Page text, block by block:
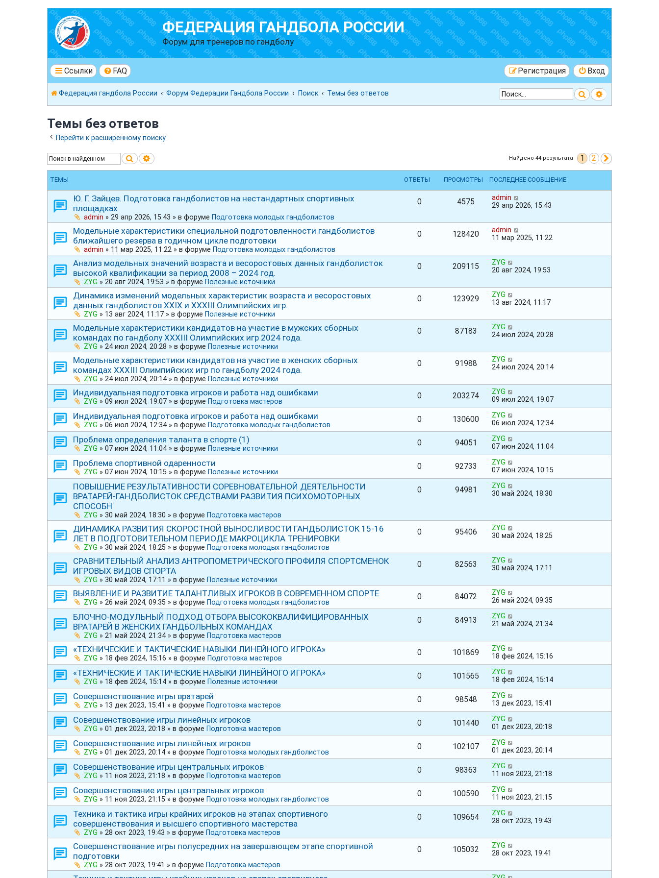
ФЕДЕРАЦИЯ ГАНДБОЛА РОССИИ
Форум для тренеров по гандболу
Ссылки FAQ Вход
Регистрация
Федерация гандбола России Форум Федерации Гандбола России Поиск Темы без ответов ПоискРасширенный
Темы без ответов
Перейти к расширенному поиску
ПоискРасширенный поиск Найдено 44 результата 1 2
ТЕМЫ ОТВЕТЫ ПРОСМОТРЫ ПОСЛЕДНЕЕ СООБЩЕНИЕ
Ю. Г. Зайцев. Подготовка гандболистов на нестандартных спортивных
площадках
admin » 29 апр 2026, 15:43 » в форуме Подготовка молодых гандболистов
0 4575
admin
29 апр 2026, 15:43
Модельные характеристики специальной подготовленности гандболистов
ближайшего резерва в годичном цикле подготовки
admin » 11 мар 2025, 11:22 » в форуме Подготовка молодых гандболистов
0 128420
admin
11 мар 2025, 11:22
Анализ модельных значений возраста и весоростовых данных гандболисток
высокой квалификации за период 2008 – 2024 год.
ZYG » 20 авг 2024, 19:53 » в форуме Полезные источники
0 209115
ZYG
20 авг 2024, 19:53
Динамика изменений модельных характеристик возраста и весоростовых
данных гандболистов ХХⅠХ и ⅩⅩⅩⅠⅠⅠ Олимпийских игр.
ZYG » 13 авг 2024, 11:17 » в форуме Полезные источники
0 123929
ZYG
13 авг 2024, 11:17
Модельные характеристики кандидатов на участие в мужских сборных
командах по гандболу ⅩⅩⅩⅠIⅠ Олимпийских игр 2024 года.
ZYG » 24 июл 2024, 20:28 » в форуме Полезные источники
0 87183
ZYG
24 июл 2024, 20:28
Модельные характеристики кандидатов на участие в женских сборных
командах ⅩⅩⅩⅠIⅠ Олимпийских игр по гандболу 2024 года.
ZYG » 24 июл 2024, 20:14 » в форуме Полезные источники
0 91988
ZYG
24 июл 2024, 20:14
Индивидуальная подготовка игроков и работа над ошибками
ZYG » 09 июл 2024, 19:07 » в форуме Подготовка мастеров
0 203274
ZYG
09 июл 2024, 19:07
Индивидуальная подготовка игроков и работа над ошибками
ZYG » 06 июл 2024, 12:34 » в форуме Подготовка молодых гандболистов
0 130600
ZYG
06 июл 2024, 12:34
Проблема определения таланта в спорте (1)
ZYG » 07 июн 2024, 11:04 » в форуме Полезные источники
0 94051
ZYG
07 июн 2024, 11:04
Проблема спортивной одаренности
ZYG » 07 июн 2024, 10:15 » в форуме Полезные источники
0 92733
ZYG
07 июн 2024, 10:15
ПОВЫШЕНИЕ РЕЗУЛЬТАТИВНОСТИ СОРЕВНОВАТЕЛЬНОЙ ДЕЯТЕЛЬНОСТИ
ВРАТАРЕЙ-ГАНДБОЛИСТОК СРЕДСТВАМИ РАЗВИТИЯ ПСИХОМОТОРНЫХ
СПОСОБН
ZYG » 30 май 2024, 18:30 » в форуме Подготовка мастеров
0 94981
ZYG
30 май 2024, 18:30
ДИНАМИКА РАЗВИТИЯ СКОРОСТНОЙ ВЫНОСЛИВОСТИ ГАНДБОЛИСТОК 15-16
ЛЕТ В ПОДГОТОВИТЕЛЬНОМ ПЕРИОДЕ МАКРОЦИКЛА ТРЕНИРОВКИ
ZYG » 30 май 2024, 18:25 » в форуме Подготовка молодых гандболистов
0 95406
ZYG
30 май 2024, 18:25
СРАВНИТЕЛЬНЫЙ АНАЛИЗ АНТРОПОМЕТРИЧЕСКОГО ПРОФИЛЯ СПОРТСМЕНОК
ИГРОВЫХ ВИДОВ СПОРТА
ZYG » 30 май 2024, 17:11 » в форуме Полезные источники
0 82563
ZYG
30 май 2024, 17:11
ВЫЯВЛЕНИЕ И РАЗВИТИЕ ТАЛАНТЛИВЫХ ИГРОКОВ В СОВРЕМЕННОМ СПОРТЕ
ZYG » 26 май 2024, 09:35 » в форуме Подготовка молодых гандболистов
0 84072
ZYG
26 май 2024, 09:35
БЛОЧНО-МОДУЛЬНЫЙ ПОДХОД ОТБОРА ВЫСОКОКВАЛИФИЦИРОВАННЫХ
ВРАТАРЕЙ В ЖЕНСКИХ ГАНДБОЛЬНЫХ КОМАНДАХ
ZYG » 21 май 2024, 21:34 » в форуме Подготовка мастеров
0 84913
ZYG
21 май 2024, 21:34
«ТЕХНИЧЕСКИЕ И ТАКТИЧЕСКИЕ НАВЫКИ ЛИНЕЙНОГО ИГРОКА»
ZYG » 18 фев 2024, 15:16 » в форуме Подготовка мастеров
0 101869
ZYG
18 фев 2024, 15:16
«ТЕХНИЧЕСКИЕ И ТАКТИЧЕСКИЕ НАВЫКИ ЛИНЕЙНОГО ИГРОКА»
ZYG » 18 фев 2024, 15:14 » в форуме Полезные источники
0 101565
ZYG
18 фев 2024, 15:14
Совершенствование игры вратарей
ZYG » 13 дек 2023, 15:41 » в форуме Подготовка мастеров
0 98548
ZYG
13 дек 2023, 15:41
Совершенствование игры линейных игроков
ZYG » 01 дек 2023, 20:18 » в форуме Подготовка мастеров
0 101440
ZYG
01 дек 2023, 20:18
Совершенствование игры линейных игроков
ZYG » 01 дек 2023, 20:14 » в форуме Подготовка молодых гандболистов
0 102107
ZYG
01 дек 2023, 20:14
Совершенствование игры центральных игроков
ZYG » 11 ноя 2023, 21:18 » в форуме Подготовка мастеров
0 98363
ZYG
11 ноя 2023, 21:18
Совершенствование игры центральных игроков
ZYG » 11 ноя 2023, 21:15 » в форуме Подготовка молодых гандболистов
0 100590
ZYG
11 ноя 2023, 21:15
Техника и тактика игры крайних игроков на этапах спортивного
совершенствования и высшего спортивного мастерства
ZYG » 28 окт 2023, 19:43 » в форуме Подготовка мастеров
0 109654
ZYG
28 окт 2023, 19:43
Совершенствование игры полусредних на завершающем этапе спортивной
подготовки
ZYG » 28 окт 2023, 19:41 » в форуме Подготовка мастеров
0 105032
ZYG
28 окт 2023, 19:41